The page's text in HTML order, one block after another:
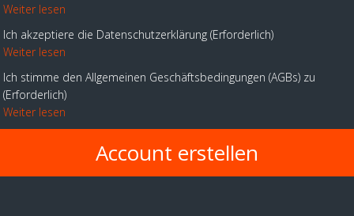
Weiter lesen
Ich akzeptiere die Datenschutzerklärung Erforderlich
Weiter lesen
Ich stimme den Allgemeinen Geschäftsbedingungen (AGBs) zu
Erforderlich
Weiter lesen